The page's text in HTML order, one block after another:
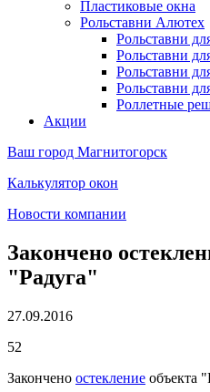
Пластиковые окна
Рольставни Алютех
Рольставни
Рольставни
Рольставни
Рольставни
Роллетные
Акции
Ваш город Магнитогорск
Калькулятор окон
Новости компании
Закончено
"Радуга"
27.09.2016
52
Закончено остекление объекта